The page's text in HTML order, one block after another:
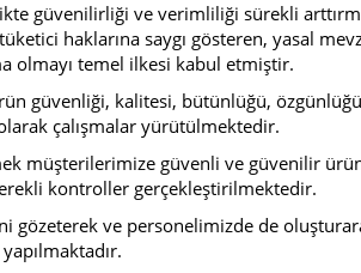
güvenilirliği ve verimliliği sürekli
haklarına saygı gösteren, yasal
olmayı temel ilkesi kabul etmiştir.
güvenliği, kalitesi, bütünlüğü,
çalışmalar yürütülmektedir.
müşterilerimize güvenli ve güvenilir
kontroller gerçekleştirilmektedir.
ve personelimizde de